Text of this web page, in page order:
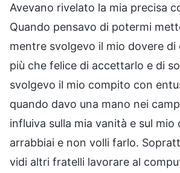
Avevano rivelato la mia precisa
Quando pensavo di potermi
mentre svolgevo il mio dovere
più che felice di accettarlo e di
svolgevo il mio compito con
quando davo una mano nei
influiva sulla mia vanità e sul mio
arrabbiai e non volli farlo.
vidi altri fratelli lavorare al